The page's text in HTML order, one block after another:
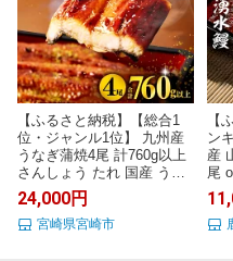
【ふるさと納税】【総合1
位・ジャンル1位】 九州産
うなぎ蒲焼4尾 計760g以上
さんしょう たれ 国産 うな
ぎ 蒲焼き 4尾 鰻蒲焼き 国
産うなぎ 特上うなぎ 小分
け パック 冷凍 化粧箱入り
24,000円
宮崎県宮崎市
【
ン
産
尾
尾
尾
ば